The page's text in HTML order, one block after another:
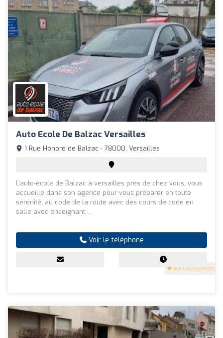
Auto Ecole De Balzac Versailles
4.7 (166 Opinions)
1 Rue Honoré de Balzac - 78000, Versailles
L'auto-école de Balzac à versailles près de chez vous, vous
accueille dans son agence pour vous préparer en toute
sérénité, au code de la route avec des cours de code en
salle avec enseignant, ...
Voir le téléphone